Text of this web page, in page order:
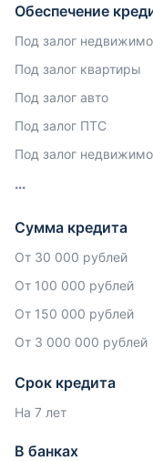
Обеспечение
Под залог
Под залог квартиры
Под залог авто
Под залог ПТС
Под залог
Сумма кредита
От 30 000 рублей
От 100 000 рублей
От 150 000 рублей
От 3 000 000 рублей
Срок кредита
На 7 лет
В банках